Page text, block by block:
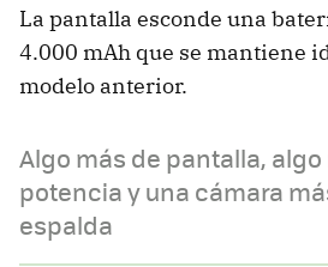
La pantalla esconde una
4.000 mAh que se mantiene
modelo anterior.
Algo más de pantalla,
potencia y una cámara
espalda